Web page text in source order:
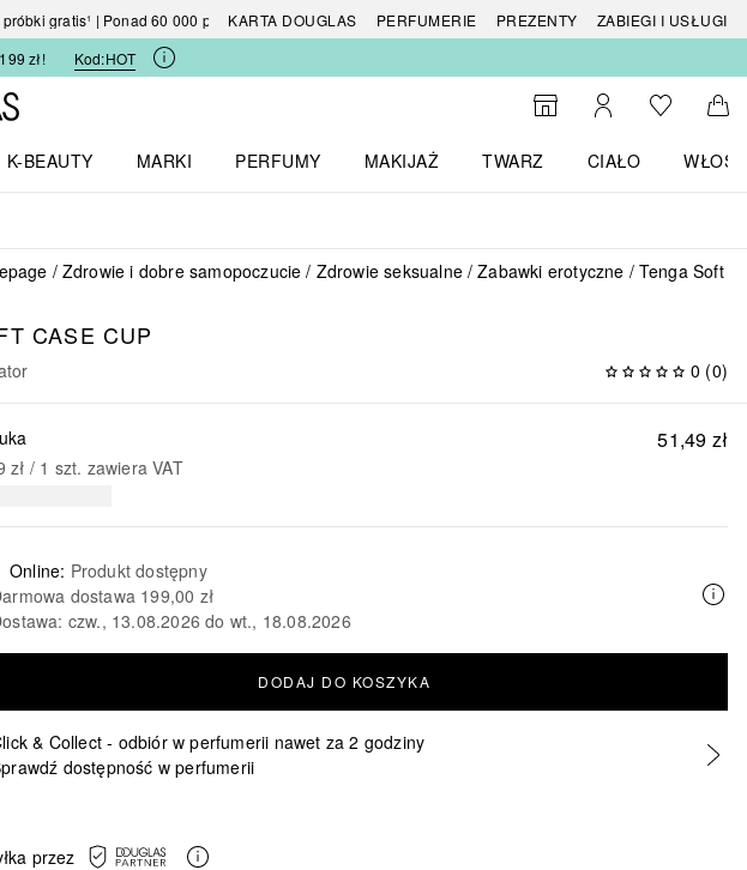
gratis¹ | Ponad 60 000 produktówKARTA DOUGLAS PERFUMERIE PREZENTY
ZABIEGI I USŁUGI
zł!
Kod:HOT
Strona główna Douglas
Do wyszukiwarki
Moje kontoDo listyDo
K-BEAUTY
MARKI
PERFUMY
MAKIJAŻ
TWARZ
CIAŁO
WŁOSY
Zdrowie i dobre samopoczucie Zdrowie seksualne Zabawki erotyczne Tenga Soft
CASE CUP
0 (0)
51,49 zł
zł / 1 szt. zawiera VAT
Online: Produkt dostępny
dostawa 199,00 zł
czw., 13.08.2026 do wt., 18.08.2026
DODAJ DO KOSZYKA
& Collect - odbiór w perfumerii nawet za 2 godziny
dostępność w perfumerii
przez